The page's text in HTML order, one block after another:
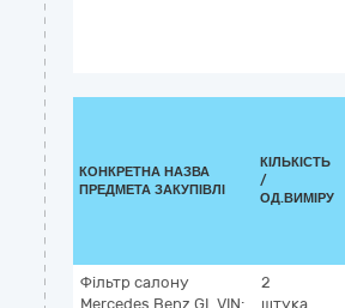
КОНКРЕТНА НАЗВА
ПРЕДМЕТА ЗАКУПІВЛІ
КІЛЬКІСТЬ
/
ОД.ВИМІРУ
Фільтр салону
Mercedes Benz GL VIN:
2
штука